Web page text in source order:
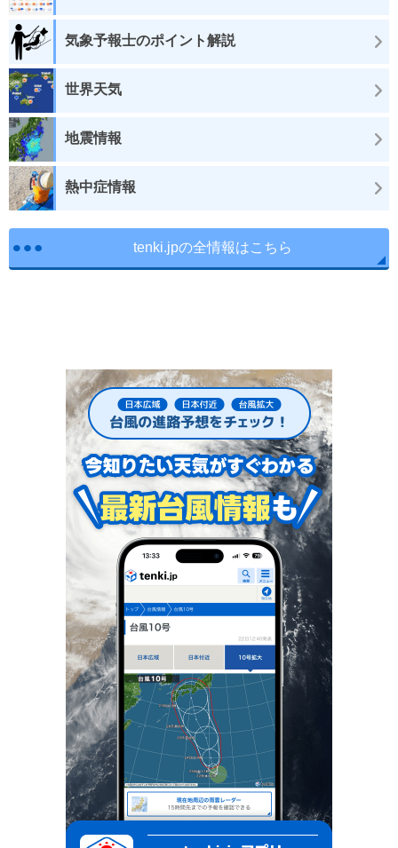
気象予報士のポイント解説
世界天気
地震情報
熱中症情報
tenki.jpの全情報はこちら